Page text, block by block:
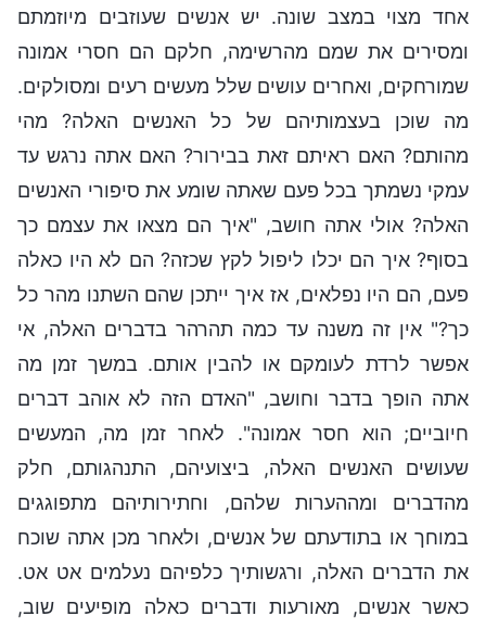
אחד מצוי במצב שונה. יש אנשים שעוזבים מיוזמתם
ומסירים את שמם מהרשימה, חלקם הם חסרי אמונה
שמורחקים, ואחרים עושים שלל מעשים רעים ומסולקים.
מה שוכן בעצמותיהם של כל האנשים האלה? מהי
מהותם? האם ראיתם זאת בבירור? האם אתה נרגש עד
עמקי נשמתך בכל פעם שאתה שומע את סיפורי האנשים
האלה? אולי אתה חושב, "איך הם מצאו את עצמם כך
בסוף? איך הם יכלו ליפול לקץ שכזה? הם לא היו כאלה
פעם, הם היו נפלאים, אז איך ייתכן שהם השתנו מהר כל
כך?" אין זה משנה עד כמה תהרהר בדברים האלה, אי
אפשר לרדת לעומקם או להבין אותם. במשך זמן מה
אתה הופך בדבר וחושב, "האדם הזה לא אוהב דברים
חיוביים; הוא חסר אמונה". לאחר זמן מה, המעשים
שעושים האנשים האלה, ביצועיהם, התנהגותם, חלק
מהדברים ומההערות שלהם, וחתירותיהם מתפוגגים
במוחך או בתודעתם של אנשים, ולאחר מכן אתה שוכח
את הדברים האלה, ורגשותיך כלפיהם נעלמים אט אט.
כאשר אנשים, מאורעות ודברים כאלה מופיעים שוב,